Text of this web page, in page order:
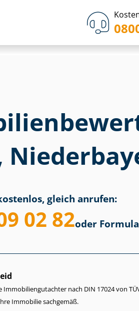
gleich anrufen:
02 82oder
nach DIN 17024 von
Immobilie sachgemäß.